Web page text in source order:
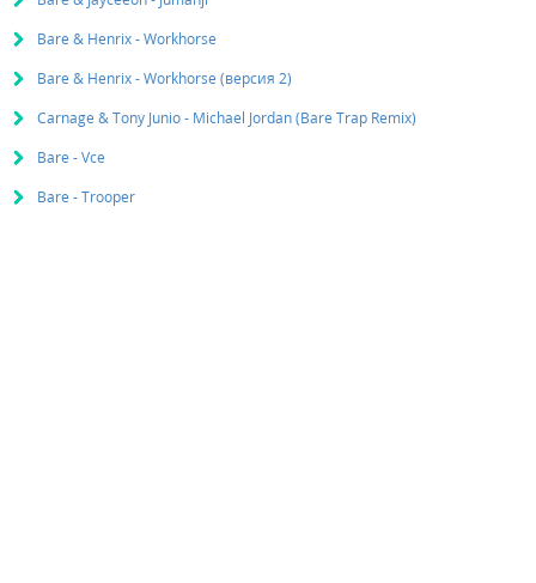
Bare & Henrix - Workhorse
Bare & Henrix - Workhorse (версия 2)
Carnage & Tony Junio - Michael Jordan (Bare Trap Remix)
Bare - Vce
Bare - Trooper